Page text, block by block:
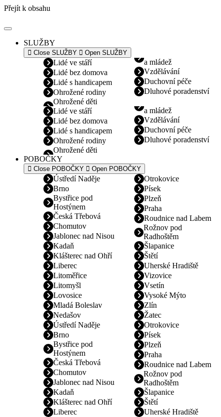
Přejít k obsahu
SLUŽBY
Close SLUŽBY Open SLUŽBY
Lidé ve stáří
Lidé bez domova
Lidé s handicapem
Ohrožené rodiny
Ohrožené děti
a mládež
Vzdělávání
Duchovní péče
Dluhové poradenství
Lidé ve stáří
Lidé bez domova
Lidé s handicapem
Ohrožené rodiny
Ohrožené děti
a mládež
Vzdělávání
Duchovní péče
Dluhové poradenství
POBOČKY
Close POBOČKY Open POBOČKY
Ústředí Naděje
Brno
Bystřice pod
Hostýnem
Česká Třebová
Chomutov
Jablonec nad Nisou
Kadaň
Klášterec nad Ohří
Liberec
Litoměřice
Litomyšl
Lovosice
Mladá Boleslav
Nedašov
Otrokovice
Písek
Plzeň
Praha
Roudnice nad Labem
Rožnov pod
Radhoštěm
Šlapanice
Štětí
Uherské Hradiště
Vizovice
Vsetín
Vysoké Mýto
Zlín
Žatec
Ústředí Naděje
Brno
Bystřice pod
Hostýnem
Česká Třebová
Chomutov
Jablonec nad Nisou
Kadaň
Klášterec nad Ohří
Liberec
Otrokovice
Písek
Plzeň
Praha
Roudnice nad Labem
Rožnov pod
Radhoštěm
Šlapanice
Štětí
Uherské Hradiště